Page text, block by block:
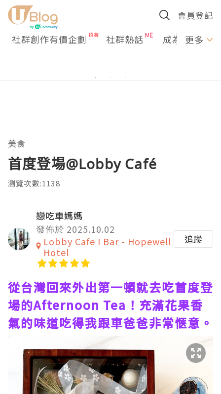
會員登記
社群創作有價企劃 社群熱話 成為U更多
美食
首度登場@Lobby Café
瀏覽次數:1138
戀吃車媽媽
發佈於 2025.10.02
Lobby Cafe I Bar - Hopewell
Hotel
追蹤
從台灣回來外出第一頓就去吃首度登
場的Afternoon Tea！充滿花果香
氣的味道吃得我跟車爸爸非常愜意。